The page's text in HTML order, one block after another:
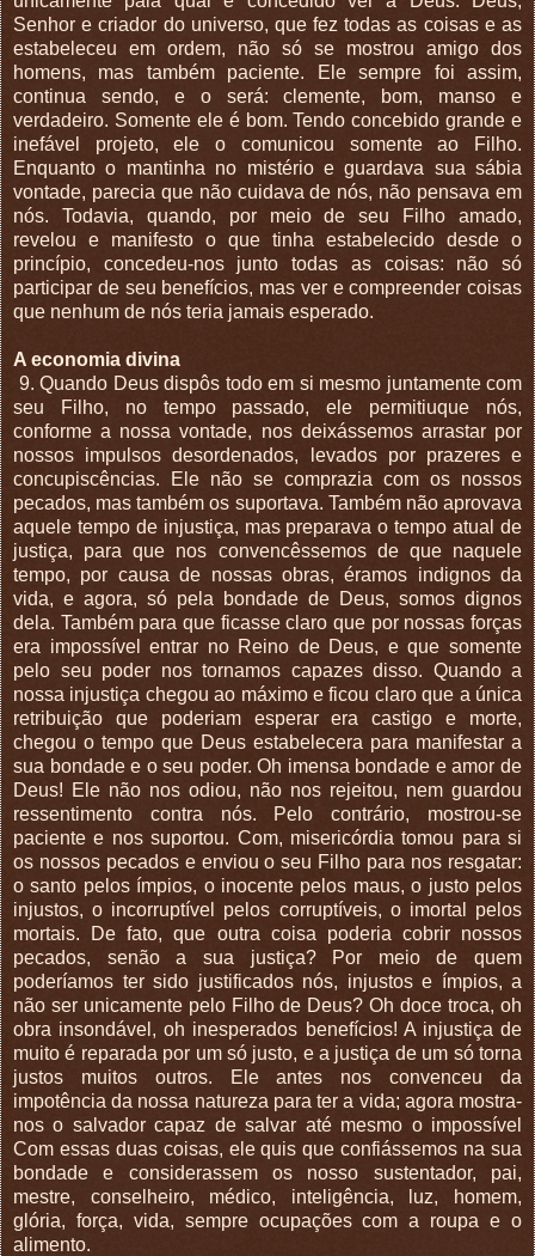
Senhor e criador do universo, que fez todas as coisas e as
estabeleceu em ordem, não só se mostrou amigo dos
homens, mas também paciente. Ele sempre foi assim,
continua sendo, e o será: clemente, bom, manso e
verdadeiro. Somente ele é bom. Tendo concebido grande e
inefável projeto, ele o comunicou somente ao Filho.
Enquanto o mantinha no mistério e guardava sua sábia
vontade, parecia que não cuidava de nós, não pensava em
nós. Todavia, quando, por meio de seu Filho amado,
revelou e manifesto o que tinha estabelecido desde o
princípio, concedeu-nos junto todas as coisas: não só
participar de seu benefícios, mas ver e compreender coisas
que nenhum de nós teria jamais esperado.
A economia divina
9. Quando Deus dispôs todo em si mesmo juntamente com
seu Filho, no tempo passado, ele permitiuque nós,
conforme a nossa vontade, nos deixássemos arrastar por
nossos impulsos desordenados, levados por prazeres e
concupiscências. Ele não se comprazia com os nossos
pecados, mas também os suportava. Também não aprovava
aquele tempo de injustiça, mas preparava o tempo atual de
justiça, para que nos convencêssemos de que naquele
tempo, por causa de nossas obras, éramos indignos da
vida, e agora, só pela bondade de Deus, somos dignos
dela. Também para que ficasse claro que por nossas forças
era impossível entrar no Reino de Deus, e que somente
pelo seu poder nos tornamos capazes disso. Quando a
nossa injustiça chegou ao máximo e ficou claro que a única
retribuição que poderiam esperar era castigo e morte,
chegou o tempo que Deus estabelecera para manifestar a
sua bondade e o seu poder. Oh imensa bondade e amor de
Deus! Ele não nos odiou, não nos rejeitou, nem guardou
ressentimento contra nós. Pelo contrário, mostrou-se
paciente e nos suportou. Com, misericórdia tomou para si
os nossos pecados e enviou o seu Filho para nos resgatar:
o santo pelos ímpios, o inocente pelos maus, o justo pelos
injustos, o incorruptível pelos corruptíveis, o imortal pelos
mortais. De fato, que outra coisa poderia cobrir nossos
pecados, senão a sua justiça? Por meio de quem
poderíamos ter sido justificados nós, injustos e ímpios, a
não ser unicamente pelo Filho de Deus? Oh doce troca, oh
obra insondável, oh inesperados benefícios! A injustiça de
muito é reparada por um só justo, e a justiça de um só torna
justos muitos outros. Ele antes nos convenceu da
impotência da nossa natureza para ter a vida; agora mostra-
nos o salvador capaz de salvar até mesmo o impossível
Com essas duas coisas, ele quis que confiássemos na sua
bondade e considerassem os nosso sustentador, pai,
mestre, conselheiro, médico, inteligência, luz, homem,
glória, força, vida, sempre ocupações com a roupa e o
alimento.